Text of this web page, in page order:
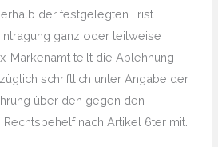
der festgelegten Frist
ganz oder teilweise
Markenamt teilt die Ablehnung
schriftlich unter Angabe der
über den gegen den
nach Artikel 6ter mit.